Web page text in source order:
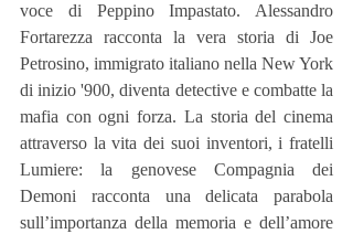
voce di Peppino Impastato. Alessandro
Fortarezza racconta la vera storia di Joe
Petrosino, immigrato italiano nella New York
di inizio '900, diventa detective e combatte la
mafia con ogni forza. La storia del cinema
attraverso la vita dei suoi inventori, i fratelli
Lumiere: la genovese Compagnia dei
Demoni racconta una delicata parabola
sull’importanza della memoria e dell’amore